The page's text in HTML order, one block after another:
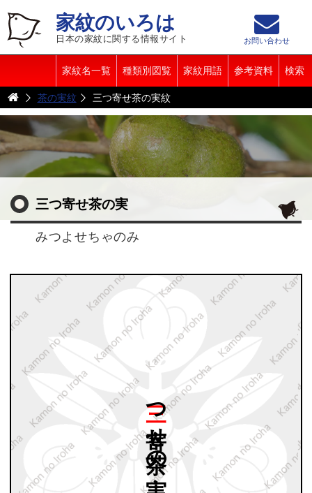
家紋のいろは
日本の家紋に関する情報サイト
家紋名一覧 種類別図覧 家紋用語 参考資料 検索
お問い合わせ
茶の実紋 三つ寄せ茶の実紋
三つ寄せ茶の実
みつよせちゃのみ
実